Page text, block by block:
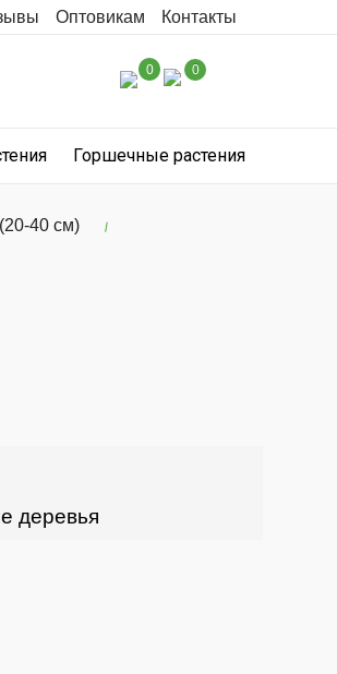
Оптовикам Контакты
0 0
Горшечные растения
40 см)
деревья